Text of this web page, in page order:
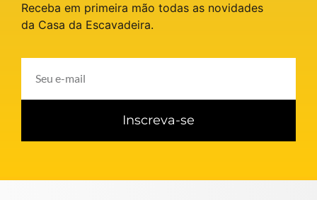
Receba em primeira mão todas as novidades
da Casa da Escavadeira.
Inscreva-se